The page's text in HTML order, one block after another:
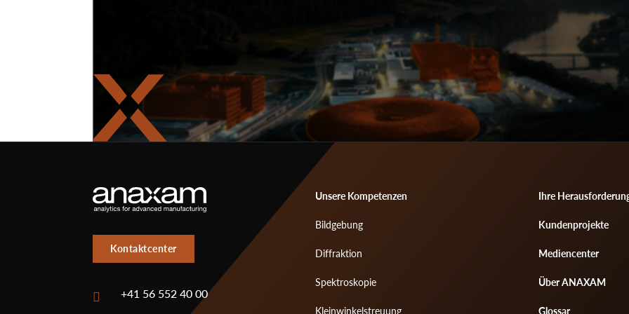
Kontaktcenter
+41 56 552 40 00
Footer
menu
1
Unsere Kompetenzen
Bildgebung
Diffraktion
Spektroskopie
Kleinwinkelstreuung
Footer
menu
2
Ihre
Kundenprojekte
Mediencenter
Über ANAXAM
Glossar